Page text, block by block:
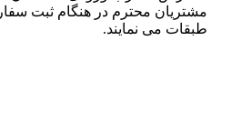
مشتریان محترم در هنگام ثبت
طبقات می نمایند.